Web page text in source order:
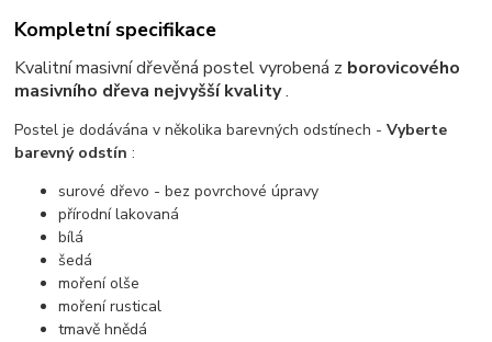
Kompletní specifikace
Kvalitní masivní dřevěná postel vyrobená z borovicového
masivního dřeva nejvyšší kvality.
Postel je dodávána v několika barevných odstínech -Vyberte
barevný odstín :
surové dřevo - bez povrchové úpravy
přírodní lakovaná
bílá
šedá
moření olše
moření rustical
tmavě hnědá